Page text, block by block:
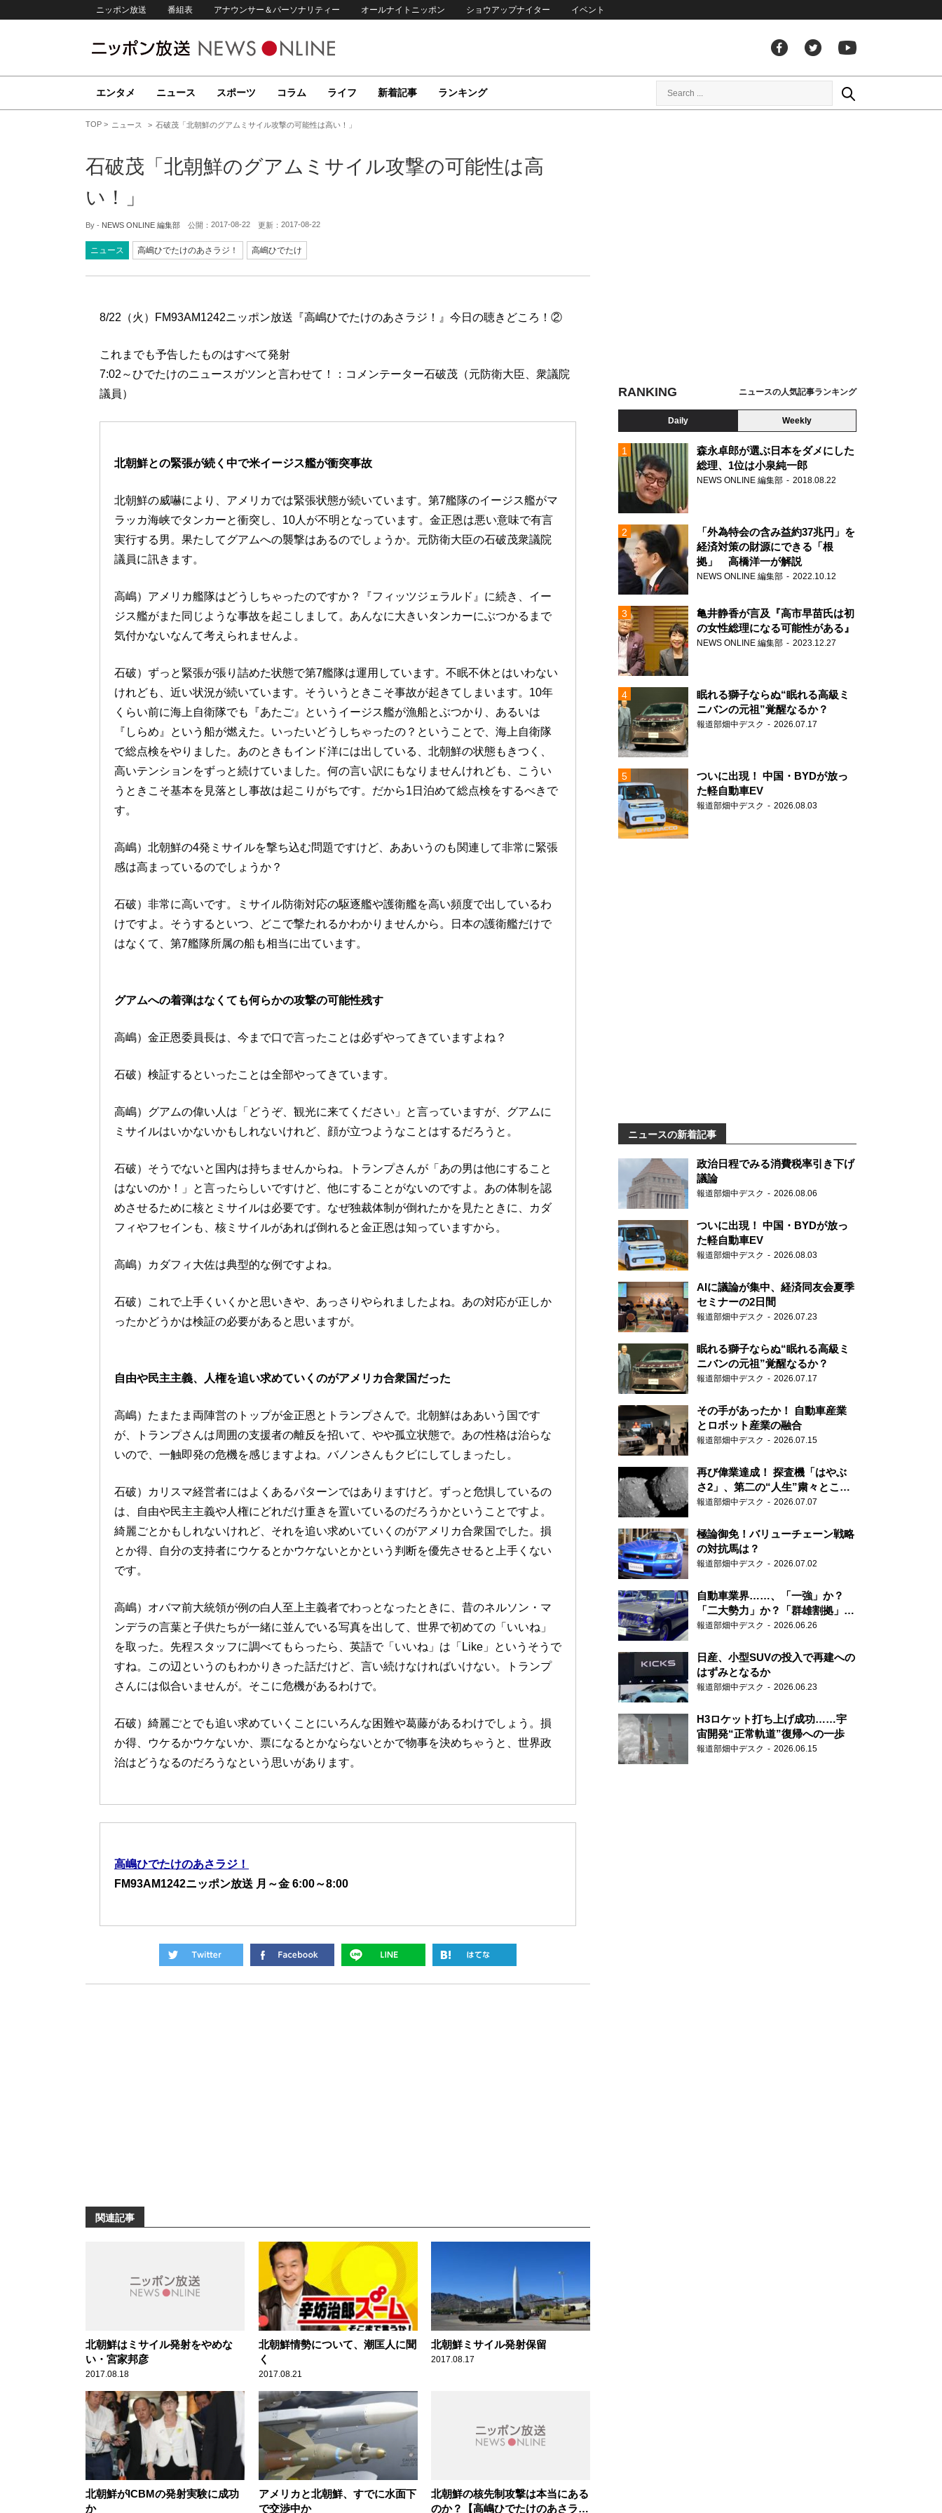
ニッポン放送 番組表 アナウンサー＆パーソナリティー オールナイトニッポン ショウアップナイター イベント
エンタメ ニュース スポーツ コラム ライフ 新着記事 ランキング
TOP ニュース 石破茂「北朝鮮のグアムミサイル攻撃の可能性は高い！」
石破茂「北朝鮮のグアムミサイル攻撃の可能性は高
い！」
By - NEWS ONLINE 編集部 公開： 2017-08-22 更新： 2017-08-22
ニュース 高嶋ひでたけのあさラジ！ 高嶋ひでたけ
8/22（火）FM93AM1242ニッポン放送『高嶋ひでたけのあさラジ！』今日の聴きどころ！②
これまでも予告したものはすべて発射
7:02～ひでたけのニュースガツンと言わせて！：コメンテーター石破茂（元防衛大臣、衆議院
議員）
北朝鮮との緊張が続く中で米イージス艦が衝突事故
北朝鮮の威嚇により、アメリカでは緊張状態が続いています。第7艦隊のイージス艦がマ
ラッカ海峡でタンカーと衝突し、10人が不明となっています。金正恩は悪い意味で有言
実行する男。果たしてグアムへの襲撃はあるのでしょうか。元防衛大臣の石破茂衆議院
議員に訊きます。
高嶋）アメリカ艦隊はどうしちゃったのですか？『フィッツジェラルド』に続き、イー
ジス艦がまた同じような事故を起こしまして。あんなに大きいタンカーにぶつかるまで
気付かないなんて考えられませんよ。
石破）ずっと緊張が張り詰めた状態で第7艦隊は運用しています。不眠不休とはいわない
けれども、近い状況が続いています。そういうときこそ事故が起きてしまいます。10年
くらい前に海上自衛隊でも『あたご』というイージス艦が漁船とぶつかり、あるいは
『しらめ』という船が燃えた。いったいどうしちゃったの？ということで、海上自衛隊
で総点検をやりました。あのときもインド洋には出している、北朝鮮の状態もきつく、
高いテンションをずっと続けていました。何の言い訳にもなりませんけれども、こうい
うときこそ基本を見落とし事故は起こりがちです。だから1日泊めて総点検をするべきで
す。
高嶋）北朝鮮の4発ミサイルを撃ち込む問題ですけど、ああいうのも関連して非常に緊張
感は高まっているのでしょうか？
石破）非常に高いです。ミサイル防衛対応の駆逐艦や護衛艦を高い頻度で出しているわ
けですよ。そうするといつ、どこで撃たれるかわかりませんから。日本の護衛艦だけで
はなくて、第7艦隊所属の船も相当に出ています。
グアムへの着弾はなくても何らかの攻撃の可能性残す
高嶋）金正恩委員長は、今まで口で言ったことは必ずやってきていますよね？
石破）検証するといったことは全部やってきています。
高嶋）グアムの偉い人は「どうぞ、観光に来てください」と言っていますが、グアムに
ミサイルはいかないかもしれないけれど、顔が立つようなことはするだろうと。
石破）そうでないと国内は持ちませんからね。トランプさんが「あの男は他にすること
はないのか！」と言ったらしいですけど、他にすることがないのですよ。あの体制を認
めさせるために核とミサイルは必要です。なぜ独裁体制が倒れたかを見たときに、カダ
フィやフセインも、核ミサイルがあれば倒れると金正恩は知っていますから。
高嶋）カダフィ大佐は典型的な例ですよね。
石破）これで上手くいくかと思いきや、あっさりやられましたよね。あの対応が正しか
ったかどうかは検証の必要があると思いますが。
自由や民主主義、人権を追い求めていくのがアメリカ合衆国だった
高嶋）たまたま両陣営のトップが金正恩とトランプさんで。北朝鮮はああいう国です
が、トランプさんは周囲の支援者の離反を招いて、やや孤立状態で。あの性格は治らな
いので、一触即発の危機を感じますよね。バノンさんもクビにしてしまったし。
石破）カリスマ経営者にはよくあるパターンではありますけど。ずっと危惧しているの
は、自由や民主主義や人権にどれだけ重きを置いているのだろうかということですよ。
綺麗ごとかもしれないけれど、それを追い求めいていくのがアメリカ合衆国でした。損
とか得、自分の支持者にウケるとかウケないとかという判断を優先させると上手くない
です。
高嶋）オバマ前大統領が例の白人至上主義者でわっとなったときに、昔のネルソン・マ
ンデラの言葉と子供たちが一緒に並んでいる写真を出して、世界で初めての「いいね」
を取った。先程スタッフに調べてもらったら、英語で「いいね」は「Like」というそうで
すね。この辺というのもわかりきった話だけど、言い続けなければいけない。トランプ
さんには似合いませんが。そこに危機があるわけで。
石破）綺麗ごとでも追い求めていくことにいろんな困難や葛藤があるわけでしょう。損
か得、ウケるかウケないか、票になるとかならないとかで物事を決めちゃうと、世界政
治はどうなるのだろうなという思いがあります。
高嶋ひでたけのあさラジ！
FM93AM1242ニッポン放送 月～金 6:00～8:00
関連記事
北朝鮮はミサイル発射をやめな
い・宮家邦彦
2017.08.18
北朝鮮情勢について、潮匡人に聞
く
2017.08.21
北朝鮮ミサイル発射保留
2017.08.17
北朝鮮がICBMの発射実験に成功
か
アメリカと北朝鮮、すでに水面下
で交渉中か
北朝鮮の核先制攻撃は本当にある
のか？【高嶋ひでたけのあさラ
RANKING ニュースの人気記事ランキング
Daily Weekly
森永卓郎が選ぶ日本をダメにした
総理、1位は小泉純一郎
NEWS ONLINE 編集部 2018.08.22
「外為特会の含み益約37兆円」を
経済対策の財源にできる「根
拠」 高橋洋一が解説
NEWS ONLINE 編集部 2022.10.12
亀井静香が言及『高市早苗氏は初
の女性総理になる可能性がある』
NEWS ONLINE 編集部 2023.12.27
眠れる獅子ならぬ“眠れる高級ミ
ニバンの元祖”覚醒なるか？
報道部畑中デスク 2026.07.17
ついに出現！ 中国・BYDが放っ
た軽自動車EV
報道部畑中デスク 2026.08.03
ニュースの新着記事
政治日程でみる消費税率引き下げ
議論
報道部畑中デスク 2026.08.06
ついに出現！ 中国・BYDが放っ
た軽自動車EV
報道部畑中デスク 2026.08.03
AIに議論が集中、経済同友会夏季
セミナーの2日間
報道部畑中デスク 2026.07.23
眠れる獅子ならぬ“眠れる高級ミ
ニバンの元祖”覚醒なるか？
報道部畑中デスク 2026.07.17
その手があったか！ 自動車産業
とロボット産業の融合
報道部畑中デスク 2026.07.15
再び偉業達成！ 探査機「はやぶ
さ2」、第二の“人生”粛々とこな
す
報道部畑中デスク 2026.07.07
極論御免！バリューチェーン戦略
の対抗馬は？
報道部畑中デスク 2026.07.02
自動車業界……、「一強」か？
「二大勢力」か？「群雄割拠」
か？
報道部畑中デスク 2026.06.26
日産、小型SUVの投入で再建への
はずみとなるか
報道部畑中デスク 2026.06.23
H3ロケット打ち上げ成功……宇
宙開発“正常軌道”復帰への一歩
報道部畑中デスク 2026.06.15